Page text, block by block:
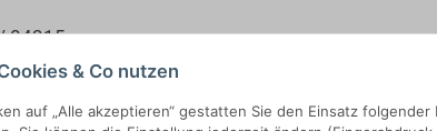
04315
& Co nutzen
auf „Alle akzeptieren“ gestatten Sie den Einsatz